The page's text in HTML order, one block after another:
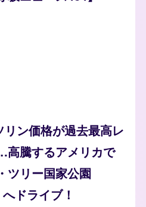
リン価格が過去最高レ
騰するアメリカで
ツリー国家公園
ドライブ！